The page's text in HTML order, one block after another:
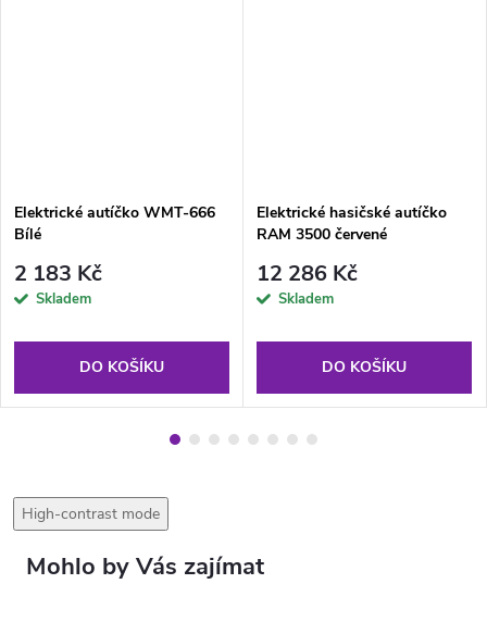
Elektrické autíčko WMT-666
Bílé
2 183 Kč
Skladem
DO KOŠÍKU
Elektrické hasičské autíčko
RAM 3500 červené
12 286 Kč
Skladem
DO KOŠÍKU
High-contrast mode